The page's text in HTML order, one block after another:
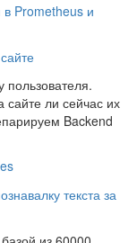
Prometheus и
пользователя.
сайте ли сейчас их
Backend
текста за